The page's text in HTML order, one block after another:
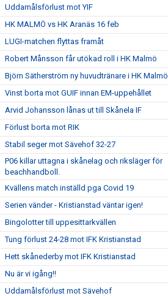
Uddamålsförlust mot YIF
HK MALMÖ vs HK Aranäs 16 feb
LUGI-matchen flyttas framåt
Robert Månsson får utökad roll i HK Malmö
Björn Sätherström ny huvudtränare i HK Malmö
Vinst borta mot GUIF innan EM-uppehållet
Arvid Johansson lånas ut till Skånela IF
Förlust borta mot RIK
Stabil seger mot Sävehof 32-27
P06 killar uttagna i skånelag och riksläger för
beachhandboll.
Kvällens match inställd pga Covid 19
Serien vänder - Kristianstad väntar igen!
Bingolotter till uppesittarkvällen
Tung förlust 24-28 mot IFK Kristianstad
Hett skånederby mot IFK Kristianstad
Nu är vi igång!!
Uddamålsförlust mot Sävehof